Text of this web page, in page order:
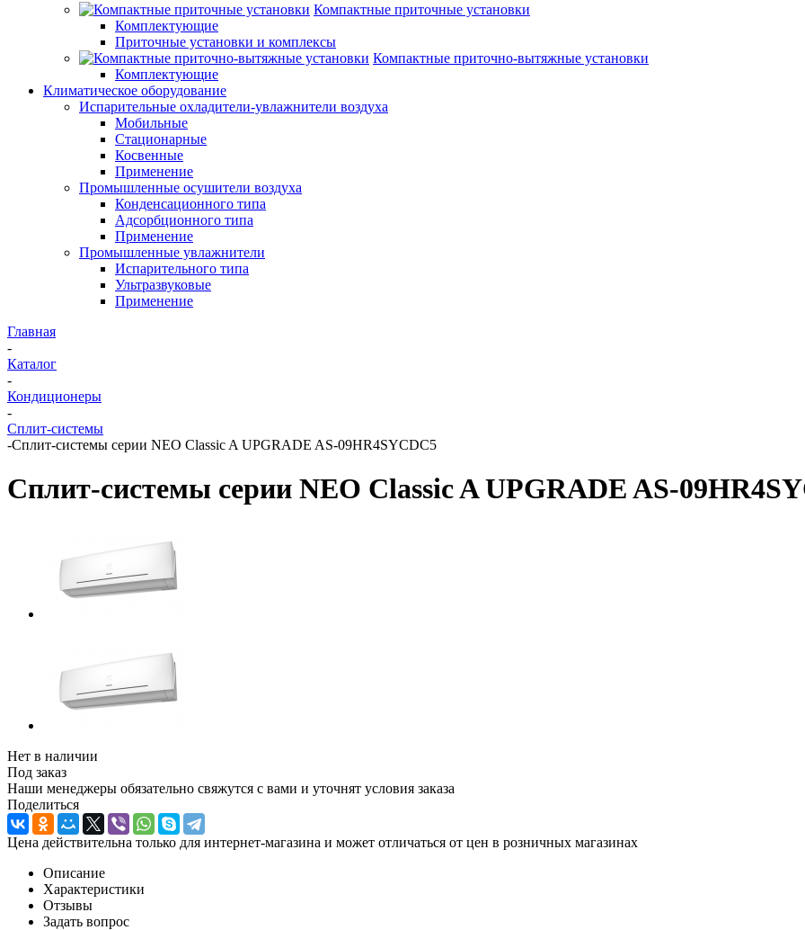
Компактные приточные установки
Комплектующие
Приточные установки и комплексы
Компактные приточно-вытяжные установки
Комплектующие
Климатическое оборудование
Испарительные охладители-увлажнители воздуха
Мобильные
Стационарные
Косвенные
Применение
Промышленные осушители воздуха
Конденсационного типа
Адсорбционного типа
Применение
Промышленные увлажнители
Испарительного типа
Ультразвуковые
Применение
Главная
-
Каталог
-
Кондиционеры
-
Сплит-системы
-Сплит-системы серии NEO Classic A UPGRADE AS-09HR4SYCDC5
Сплит-системы серии NEO Classic A UPGRADE AS-
Нет в наличии
Под заказ
Наши менеджеры обязательно свяжутся с вами и уточнят условия заказа
Поделиться
Цена действительна только для интернет-магазина и может отличаться от цен в розничных магазинах
Описание
Характеристики
Отзывы
Задать вопрос